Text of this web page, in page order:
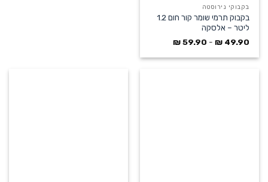
בקבוקי נירוסטה
בקבוק תרמי שומר קור חום 1.2
ליטר – אלסקה
49.90
₪
-
59.90
₪